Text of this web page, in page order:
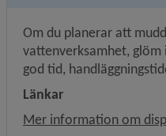
Om du planerar att
vatten­verk­sam­het,
god tid,
Länkar
Mer information om